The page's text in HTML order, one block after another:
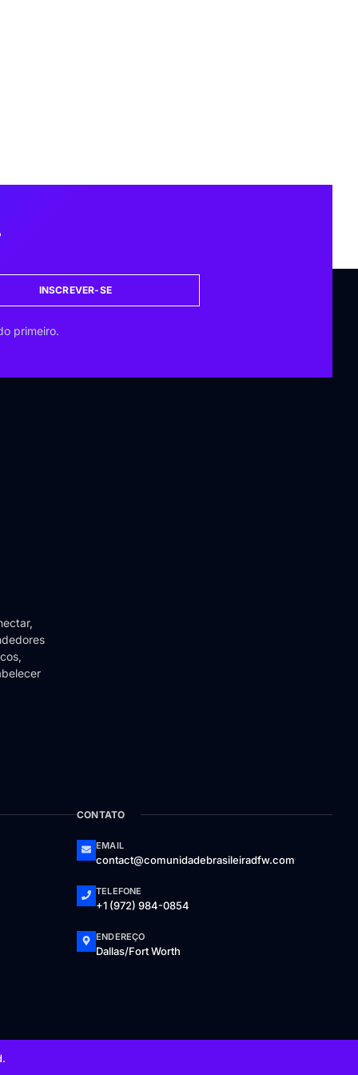
INSCREVER-SE
primeiro.
CONTATO
EMAIL
contact@comunidadebrasileiradfw.com
TELEFONE
+1 (972) 984-0854
ENDEREÇO
Dallas/Fort Worth